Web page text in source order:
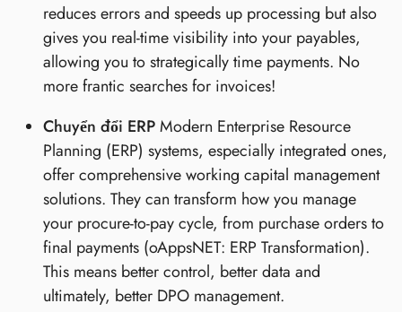
reduces errors and speeds up processing but also
gives you real-time visibility into your payables,
allowing you to strategically time payments. No
more frantic searches for invoices!
Chuyển đổi ERPModern Enterprise Resource
Planning (ERP) systems, especially integrated ones,
offer comprehensive working capital management
solutions. They can transform how you manage
your procure-to-pay cycle, from purchase orders to
final payments (oAppsNET: ERP Transformation).
This means better control, better data and
ultimately, better DPO management.